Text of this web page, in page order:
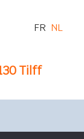
Tilff
FR NL